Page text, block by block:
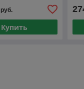
Купить